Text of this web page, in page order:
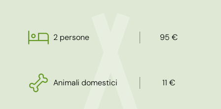
2 persone 95 €
Animali domestici 11 €